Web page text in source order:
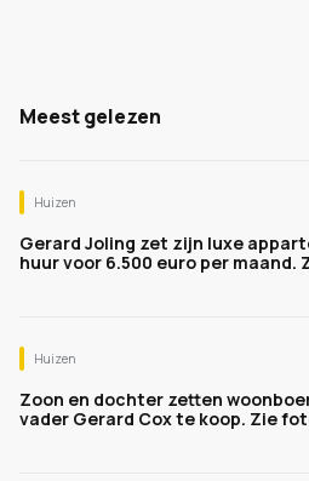
Meest gelezen
Huizen
Gerard Joling zet zijn luxe
huur voor 6.500 euro per maand.
Huizen
Zoon en dochter zetten
vader Gerard Cox te koop. Zie